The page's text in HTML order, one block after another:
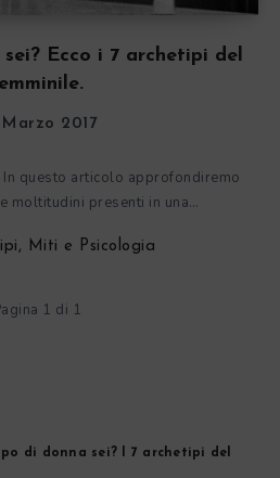
Ecco i 7 archetipi del
2017
In questo articolo approfondiremo
moltitudini presenti in una…
Miti e Psicologia
1 di 1
di donna sei? I 7 archetipi del